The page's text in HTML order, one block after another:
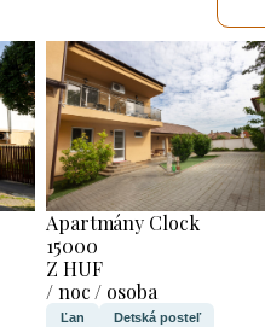
Apartmány Clock
15000
Z HUF
/ noc / osoba
Ľan Detská posteľ